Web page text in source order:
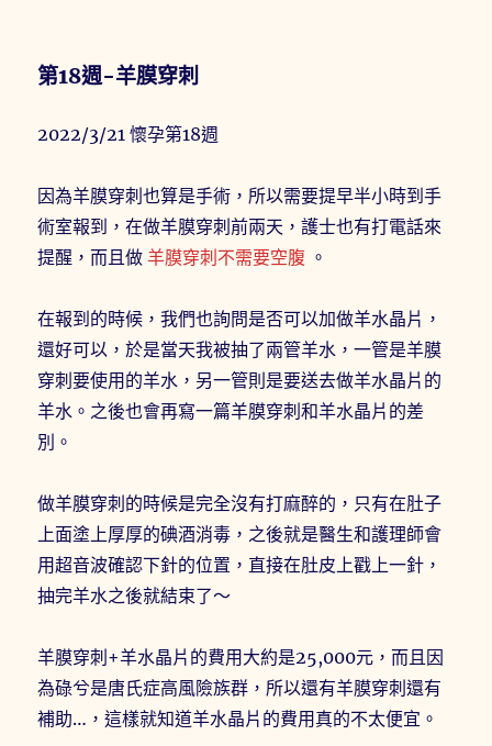
第18週-羊膜穿刺
2022/3/21 懷孕第18週
因為羊膜穿刺也算是手術，所以需要提早半小時到手
術室報到，在做羊膜穿刺前兩天，護士也有打電話來
提醒，而且做 羊膜穿刺不需要空腹 。
在報到的時候，我們也詢問是否可以加做羊水晶片，
還好可以，於是當天我被抽了兩管羊水，一管是羊膜
穿刺要使用的羊水，另一管則是要送去做羊水晶片的
羊水。之後也會再寫一篇羊膜穿刺和羊水晶片的差
別。
做羊膜穿刺的時候是完全沒有打麻醉的，只有在肚子
上面塗上厚厚的碘酒消毒，之後就是醫生和護理師會
用超音波確認下針的位置，直接在肚皮上戳上一針，
抽完羊水之後就結束了～
羊膜穿刺+羊水晶片的費用大約是25,000元，而且因
為碌兮是唐氏症高風險族群，所以還有羊膜穿刺還有
補助…，這樣就知道羊水晶片的費用真的不太便宜。